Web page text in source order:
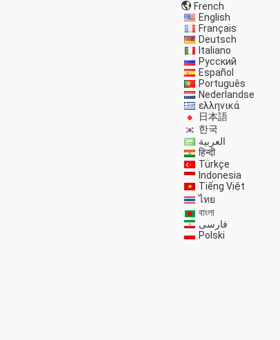
French
English
Français
Deutsch
Italiano
Русский
Español
Português
Nederlandse
ελληνικά
日本語
한국
العربية
हिन्दी
Türkçe
Indonesia
Tiếng Việt
ไทย
বাংলা
فارسی
Polski